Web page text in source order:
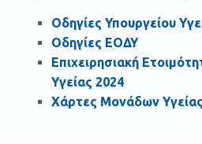
Οδηγίες Υπουργείου
Οδηγίες ΕΟΔΥ
Επιχειρησιακή
Υγείας 2024
Χάρτες Μονάδων